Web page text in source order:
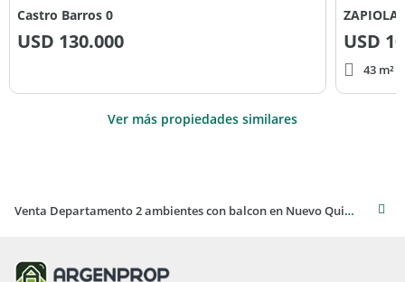
Castro Barros 0
USD 130.000
ZAPIOLA
USD
43 m²
Ver más propiedades similares
Venta Departamento 2 ambientes con balcon en Nuevo Quilmes- Bernal